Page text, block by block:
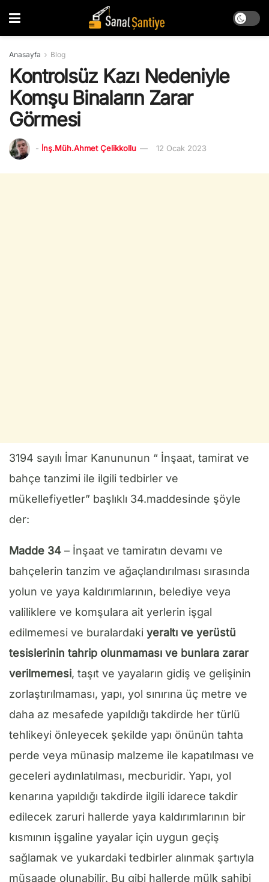
Anasayfa Blog
Kontrolsüz Kazı Nedeniyle
Komşu Binaların Zarar
Görmesi
- İnş.Müh.Ahmet Çelikkollu 12 Ocak 2023
3194 sayılı İmar Kanununun “ İnşaat, tamirat ve
bahçe tanzimi ile ilgili tedbirler ve
mükellefiyetler” başlıklı 34.maddesinde şöyle
der:
Madde 34 – İnşaat ve tamiratın devamı ve
bahçelerin tanzim ve ağaçlandırılması sırasında
yolun ve yaya kaldırımlarının, belediye veya
valiliklere ve komşulara ait yerlerin işgal
edilmemesi ve buralardaki yeraltı ve yerüstü
tesislerinin tahrip olunmaması ve bunlara zarar
verilmemesi, taşıt ve yayaların gidiş ve gelişinin
zorlaştırılmaması, yapı, yol sınırına üç metre ve
daha az mesafede yapıldığı takdirde her türlü
tehlikeyi önleyecek şekilde yapı önünün tahta
perde veya münasip malzeme ile kapatılması ve
geceleri aydınlatılması, mecburidir. Yapı, yol
kenarına yapıldığı takdirde ilgili idarece takdir
edilecek zaruri hallerde yaya kaldırımlarının bir
kısmının işgaline yayalar için uygun geçiş
sağlamak ve yukardaki tedbirler alınmak şartıyla
müsaade olunabilir. Bu gibi hallerde mülk sahibi